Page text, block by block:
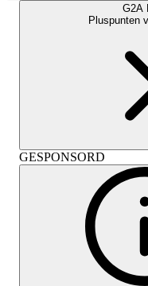
G2A
Pluspunten
GESPONSORD